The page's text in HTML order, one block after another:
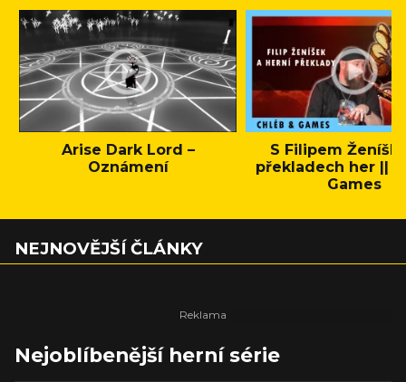
Arise Dark Lord –
Oznámení
S Filipem
překladech her ||
Games
NEJNOVĚJŠÍ ČLÁNKY
Nejoblíbenější herní série